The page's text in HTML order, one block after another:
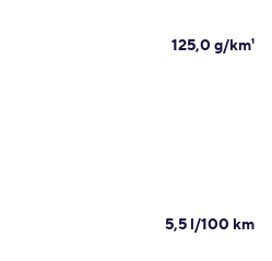
125,0 g/km¹
5,5 l/100 km